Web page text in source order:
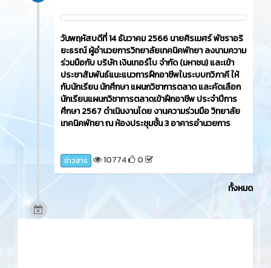
วันศุกร์ที่ 15 ธันวาคม 2566​ นายศิรเมศร์ พัชราอริยะ
ธรณ์ ผู้อำนวยการวิทยาลัยเทคนิคพัทยา พร้อมด้วยครู
และนักเรียนนักศึกษา เข้าร่วมกิจกรรม โครงการอนุรักษ์
นาท้องถิ่น ปลูกข้าวไว้กิน พื้นแผ่นดินบรรพบุรุษ
กิจกรรมครั้งนี้ นักเรียน นักศึกษา ได้เรียนรู้เกี่ยวกับวิถี
ชาวนา วิถีชุมชน ณ ศูนย์การเรียนรู้วิถีขาวนา ภูมิปัญญา
9757 0